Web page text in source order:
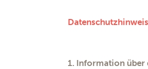
1. Information über